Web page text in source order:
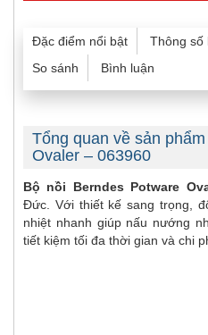
Đặc điểm nổi bật Thông số
So sánh
Bình luận
Tổng quan về sản
Ovaler – 063960
Bộ nồi Berndes Potware
Đức. Với thiết kế sang trọng,
nhiệt nhanh giúp nấu nướng
tiết kiệm tối đa thời gian và chi